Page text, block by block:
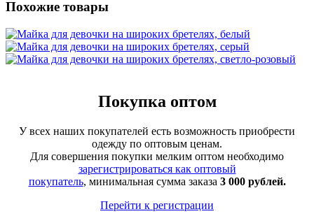
Похожие товары
Покупка оптом
У всех наших покупателей есть возможность приобрести
одежду по оптовым ценам.
Для совершения покупки мелким оптом необходимо
зарегистрироваться как оптовый
покупатель, минимальная сумма заказа 3 000 рублей.
Перейти к регистрации